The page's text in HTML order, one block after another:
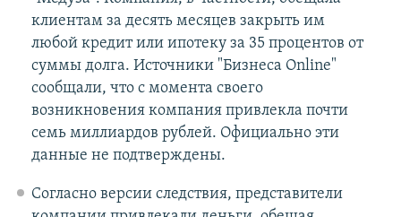
клиентам за десять месяцев закрыть им
любой кредит или ипотеку за 35 процентов от
суммы долга. Источники "Бизнеса Online"
сообщали, что с момента своего
возникновения компания привлекла почти
семь миллиардов рублей. Официально эти
данные не подтверждены.
Согласно версии следствия, представители